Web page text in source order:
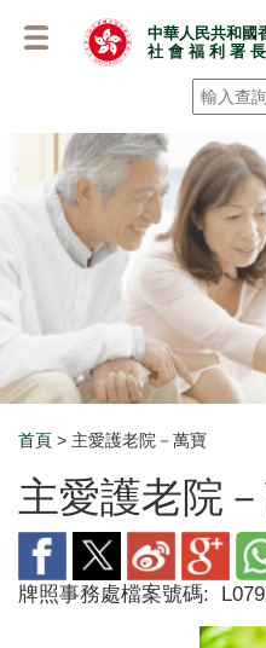
中華人民共和國
社 會 福 利 署
搜尋 *
Breadcrumb
首頁 > 主愛護老院－萬寶
主愛護老院
牌照事務處檔案號碼: